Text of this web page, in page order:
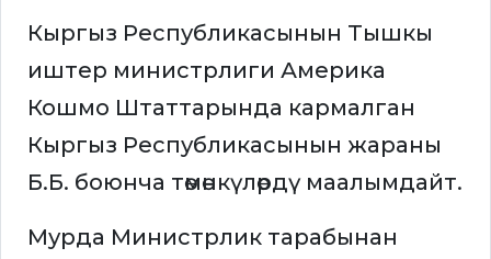
Кыргыз Республикасынын Тышкы
иштер министрлиги Америка
Кошмо Штаттарында кармалган
Кыргыз Республикасынын жараны
Б.Б. боюнча төмөнкүлөрдү маалымдайт.
Мурда Министрлик тарабынан